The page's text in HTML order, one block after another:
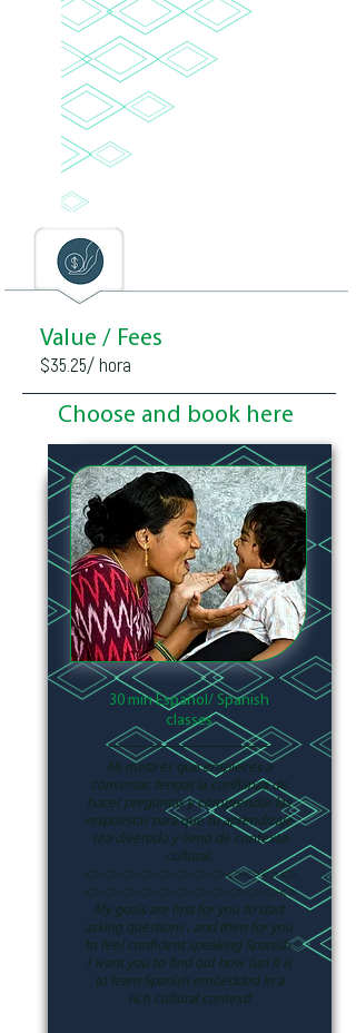
Value / Fees
$35.25/ hora
Choose and book here
30 min Español/ Spanish
classes
Mi meta es que empieces a
conversar, tengas la confianza de
hacer preguntas y comprendas las
respuestas para que tu aprendizaje
sea divertido y lleno de contexto
cultural.
<><><><><><><><><><><><>
<><><><><><><><><><><><>
My goals are first for you to start
asking questions , and then for you
to feel confident speaking Spanish.
I want you to find out how fun it is
to learn Spanish embedded in a
rich cultural context!